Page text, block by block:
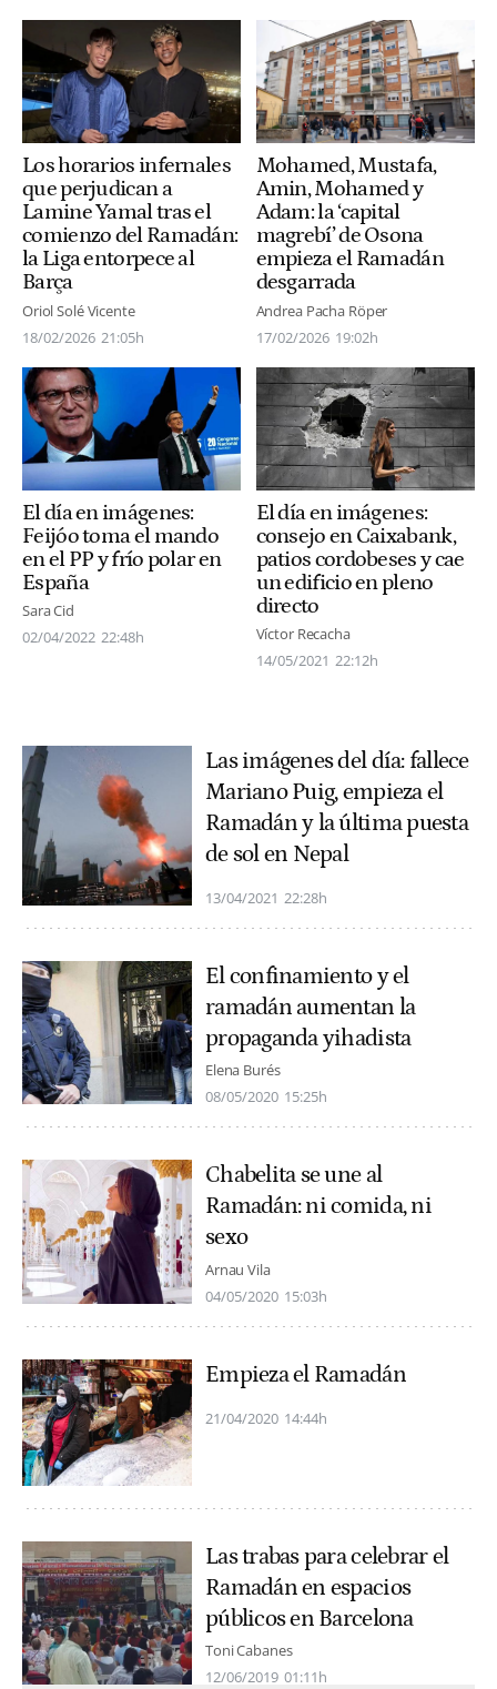
Los horarios infernales
que perjudican a
Lamine Yamal tras el
comienzo del Ramadán:
la Liga entorpece al
Barça
Oriol Solé Vicente
18/02/2026 21:05h
Mohamed, Mustafa,
Amin, Mohamed y
Adam: la ‘capital
magrebí’ de Osona
empieza el Ramadán
desgarrada
Andrea Pacha Röper
17/02/2026 19:02h
El día en imágenes:
Feijóo toma el mando
en el PP y frío polar en
España
Sara Cid
02/04/2022 22:48h
El día en imágenes:
consejo en Caixabank,
patios cordobeses y cae
un edificio en pleno
directo
Víctor Recacha
14/05/2021 22:12h
Las imágenes del día: fallece
Mariano Puig, empieza el
Ramadán y la última puesta
de sol en Nepal
13/04/2021 22:28h
El confinamiento y el
ramadán aumentan la
propaganda yihadista
Elena Burés
08/05/2020 15:25h
Chabelita se une al
Ramadán: ni comida, ni
sexo
Arnau Vila
04/05/2020 15:03h
Empieza el Ramadán
21/04/2020 14:44h
Las trabas para celebrar el
Ramadán en espacios
públicos en Barcelona
Toni Cabanes
12/06/2019 01:11h